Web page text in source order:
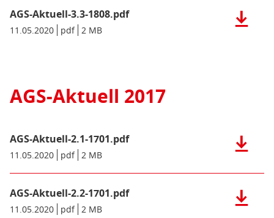
MB)
Aktuell-
3.2-
AGS-Aktuell-3.3-1808.pdf
Metadaten:
Datum/Gültigkeit:
11.05.2020 Dateiformat:
pdf Dateigröße:
2 MB
der
MB)
AGS-Aktuell 2017
AGS-Aktuell-2.1-1701.pdf
Metadaten:
Datum/Gültigkeit:
11.05.2020 Dateiformat:
pdf Dateigröße:
2 MB
der
Aktuell-
2.1-
AGS-Aktuell-2.2-1701.pdf
Metadaten:
Datum/Gültigkeit:
11.05.2020 Dateiformat:
pdf Dateigröße:
2 MB
der